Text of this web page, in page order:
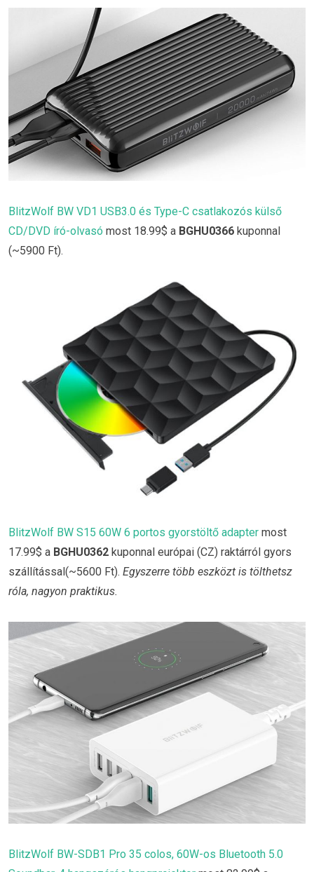
BlitzWolf BW VD1 USB3.0 és Type-C csatlakozós külső
CD/DVD író-olvasó most 18.99$ a BGHU0366 kuponnal
(~5900 Ft).
BlitzWolf BW S15 60W 6 portos gyorstöltő adapter most
17.99$ a BGHU0362 kuponnal európai (CZ) raktárról gyors
szállítással(~5600 Ft). Egyszerre több eszközt is tölthetsz
róla, nagyon praktikus.
BlitzWolf BW-SDB1 Pro 35 colos, 60W-os Bluetooth 5.0